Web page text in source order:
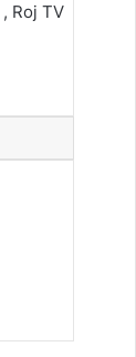
, Roj TV